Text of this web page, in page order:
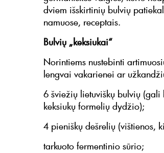
dviem išskirtinių bulvių
namuose, receptais.
Bulvių „keksiukai“
Norintiems nustebinti
lengvai vakarienei ar
6 šviežių lietuviškų bulvių
keksiukų formelių dydžio);
4 pieniškų dešrelių (vištienos,
tarkuoto fermentinio sūrio;